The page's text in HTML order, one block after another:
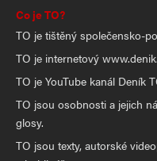
Co je TO?
TO je tištěný společensko-
TO je internetový
TO je YouTube kanál Deník
TO jsou osobnosti a jejich
glosy.
TO jsou texty, autorské